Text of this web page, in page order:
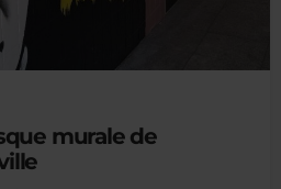
murale de